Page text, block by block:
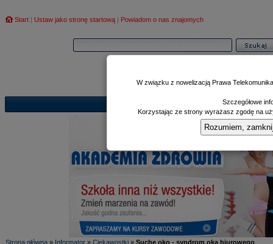
Start | Ustaw jako stronę startową | Powiadom o nas znajomych
Poczekalnia|
Strona główna » Informator » Ciekawostki » Suche oko - syndrom oka biurowego
W związku z nowelizacją Prawa
Szczegółowe
Korzystając ze strony wyrażasz zgodę na
Rozumiem,